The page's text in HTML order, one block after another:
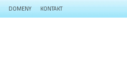
DOMENY KONTAKT